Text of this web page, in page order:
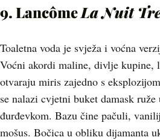
9. LancômeLa Nuit
Toaletna voda je svježa i voćna
Voćni akordi maline, divlje kupine,
otvaraju miris zajedno s
se nalazi cvjetni buket damask
đurđevkom. Bazu čine pačuli,
mošus. Bočica u obliku dijamanta